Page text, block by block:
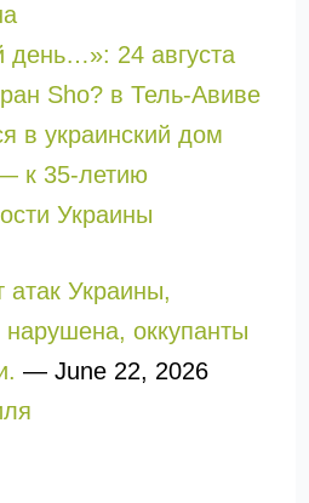
день…»: 24 августа
Sho? в Тель-Авиве
в украинский дом
к 35-летию
Украины
атак Украины,
нарушена, оккупанты
— June 22, 2026